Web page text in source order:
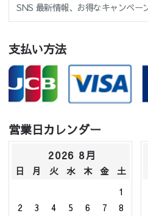
SNS 最新情報、お得なキャンペー
支払い方法
営業日カレンダー
2026 8月
日 月 火 水 木 金
土
1
2
3 4 5 6 7
8